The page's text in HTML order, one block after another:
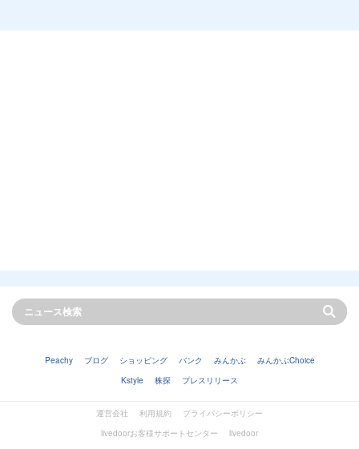
Peachy ブログ ショッピング バンク みんかぶ
みんかぶChoice
Kstyle
株探 プレスリリース
運営会社 利用規約
プライバシーポリシー
livedoorお客様サポートセンター
livedoor